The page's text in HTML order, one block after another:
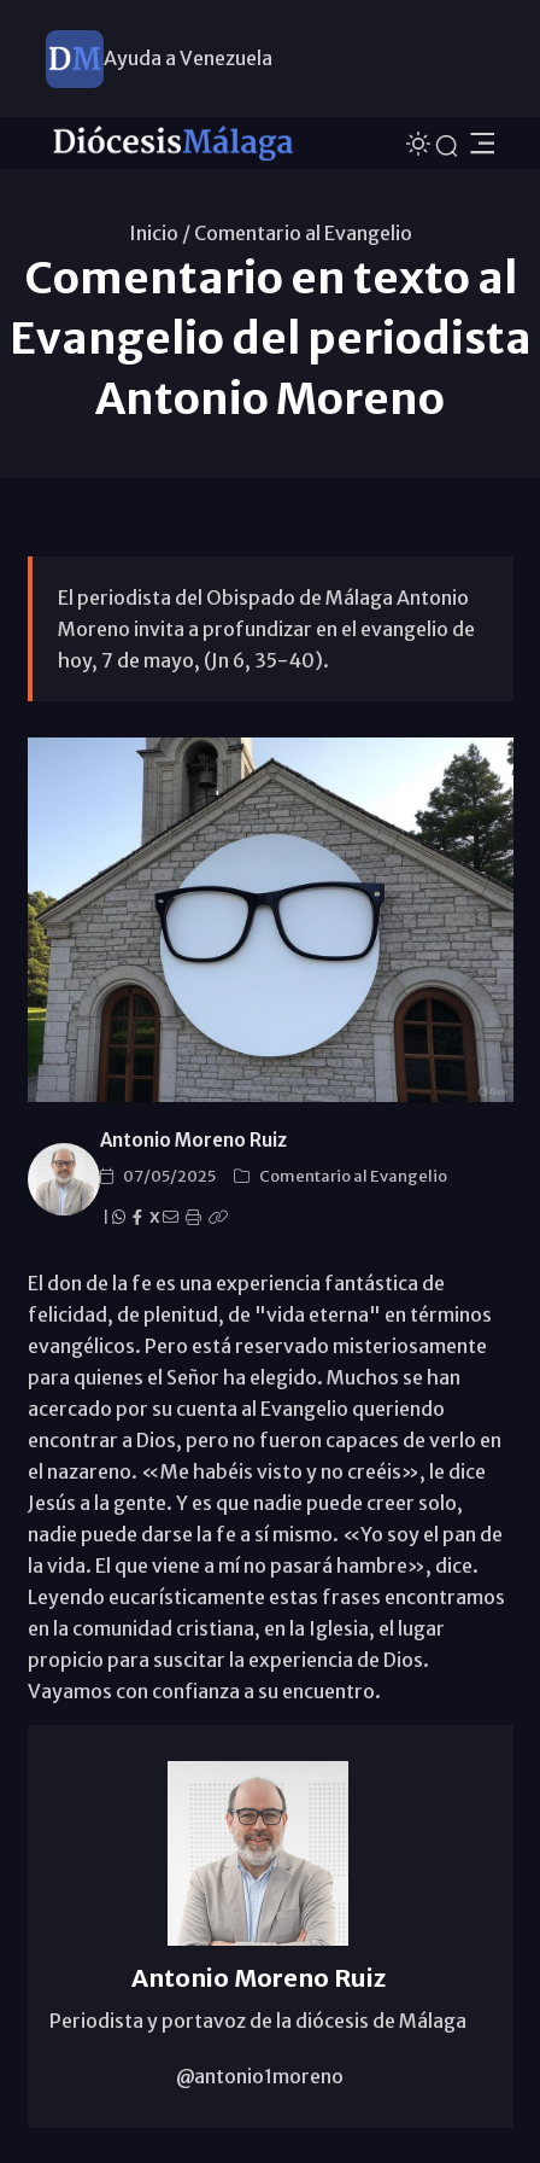
Ayuda a Venezuela
Inicio / Comentario al Evangelio
Comentario en texto al
Evangelio del periodista
Antonio Moreno
El periodista del Obispado de Málaga Antonio
Moreno invita a profundizar en el evangelio de
hoy, 7 de mayo, (Jn 6, 35-40).
Antonio Moreno Ruiz
07/05/2025
Comentario al Evangelio
X
El don de la fe es una experiencia fantástica de
felicidad, de plenitud, de "vida eterna" en términos
evangélicos. Pero está reservado misteriosamente
para quienes el Señor ha elegido. Muchos se han
acercado por su cuenta al Evangelio queriendo
encontrar a Dios, pero no fueron capaces de verlo en
el nazareno. «Me habéis visto y no creéis», le dice
Jesús a la gente. Y es que nadie puede creer solo,
nadie puede darse la fe a sí mismo. «Yo soy el pan de
la vida. El que viene a mí no pasará hambre», dice.
Leyendo eucarísticamente estas frases encontramos
en la comunidad cristiana, en la Iglesia, el lugar
propicio para suscitar la experiencia de Dios.
Vayamos con confianza a su encuentro.
Antonio Moreno Ruiz
Periodista y portavoz de la diócesis de Málaga
@antonio1moreno